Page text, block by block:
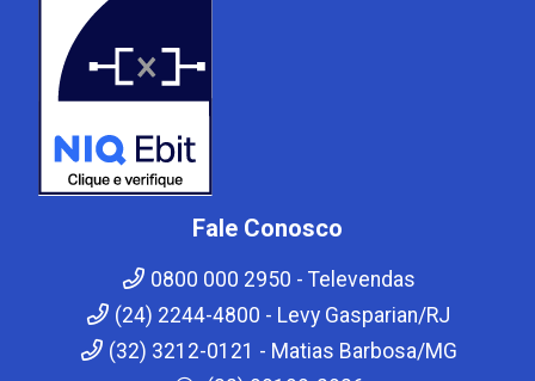
Fale Conosco
0800 000 2950 - Televendas
(24) 2244-4800 - Levy Gasparian/RJ
(32) 3212-0121 - Matias Barbosa/MG